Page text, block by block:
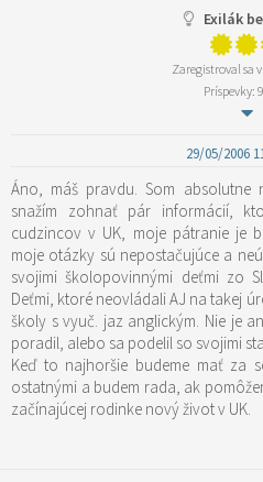
Exilák
Zaregistroval sa
Príspevky:
29/05/2006
Áno, máš pravdu. Som absolutne
snažím zohnať pár informácií,
cudzincov v UK, moje pátranie je
moje otázky sú nepostačujúce a
svojimi školopovinnými deťmi zo
Deťmi, ktoré neovládali AJ na takej
školy s vyuč. jaz anglickým. Nie je
poradil, alebo sa podelil so svojimi
Keď to najhoršie budeme mať za
ostatnými a budem rada, ak
začínajúcej rodinke nový život v UK.